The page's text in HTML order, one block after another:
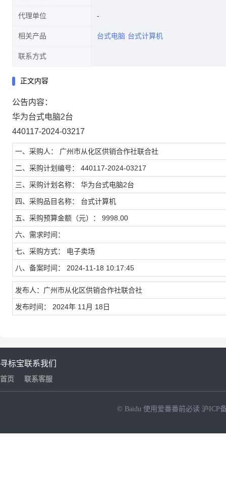
代理单位
相关产品 台式电脑 台式计算机
联系方式
正文内容
公告内容：
华为台式电脑2台
440117-2024-03217
一、采购人： 广州市从化区供销合作社联合社
二、采购计划编号： 440117-2024-03217
三、采购计划名称： 华为台式电脑2台
四、采购品目名称： 台式计算机
五、采购预算金额（元）： 9998.00
六、需求时间：
七、采购方式： 电子卖场
八、备案时间： 2024-11-18 10:17:45
发布人：广州市从化区供销合作社联合社
发布时间： 2024年 11月 18日
寻标宝
首页
联系我们
联系客服
© Baidu 使用爱番番前必读 沪ICP